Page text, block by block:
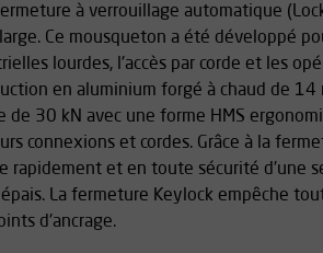
à verrouillage automatique
Ce mousqueton a été développé
lourdes, l'accès par corde et les
en aluminium forgé à chaud de 14
de 30 kN avec une forme HMS
connexions et cordes. Grâce à la
rapidement et en toute sécurité d'une
La fermeture Keylock empêche
d'ancrage.